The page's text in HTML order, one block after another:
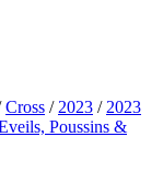
Cross / 2023 / 2023
Poussins &